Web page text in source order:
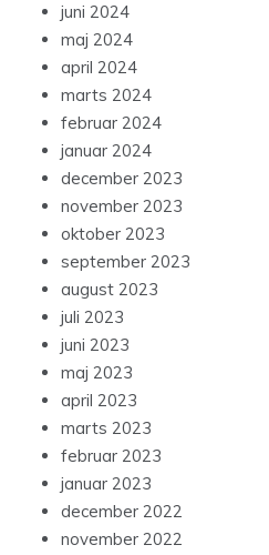
juni 2024
maj 2024
april 2024
marts 2024
februar 2024
januar 2024
december 2023
november 2023
oktober 2023
september 2023
august 2023
juli 2023
juni 2023
maj 2023
april 2023
marts 2023
februar 2023
januar 2023
december 2022
november 2022